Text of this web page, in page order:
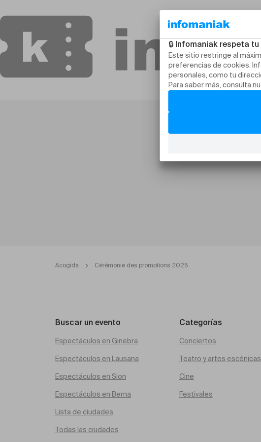
Acogida Cérémonie des promotions 2025
Buscar un evento
Espectáculos en Ginebra
Espectáculos en Lausana
Espectáculos en Sion
Espectáculos en Berna
Lista de ciudades
Todas las ciudades
Categorías
Conciertos
Teatro y artes escénicas
Cine
Festivales